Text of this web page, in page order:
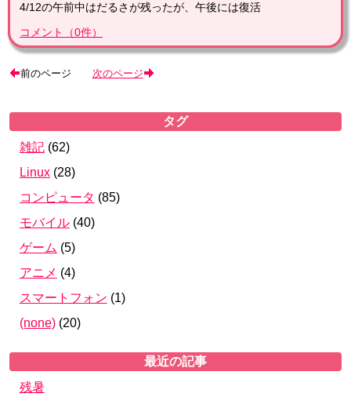
4/12の午前中はだるさが残ったが、午後には復活
コメント
（0件）
前のページ 次のページ
タグ
雑記 (62)
Linux (28)
コンピュータ (85)
モバイル (40)
ゲーム (5)
アニメ (4)
スマートフォン (1)
(none) (20)
最近の記事
残暑